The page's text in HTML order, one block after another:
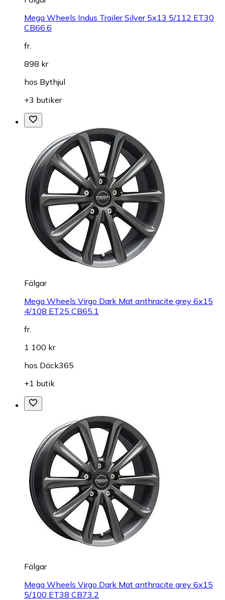
Mega Wheels Indus Trailer Silver 5x13 5/112 ET30
CB66.6
fr.
898 kr
hos Bythjul
+3 butiker
Fälgar
Mega Wheels Virgo Dark Mat anthracite grey 6x15
4/108 ET25 CB65.1
fr.
1 100 kr
hos Däck365
+1 butik
Fälgar
Mega Wheels Virgo Dark Mat anthracite grey 6x15
5/100 ET38 CB73.2